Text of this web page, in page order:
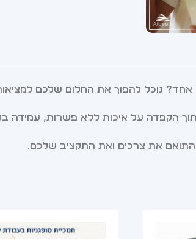
אחד? נוכל להפוך את החלום שלכם
הקפדה על איכות ללא פשרות, עמידה
התואם את צרכים ואת התקציב שלכם.